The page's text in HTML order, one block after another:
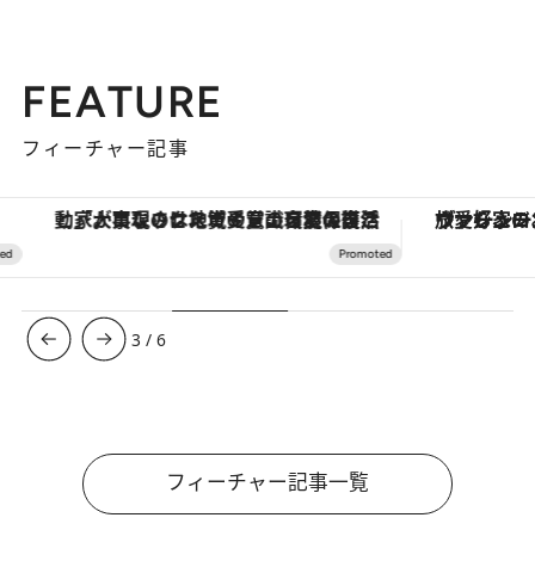
FEATURE
フィーチャー記事
「大事なのは地域の意識を変えること」。ロレックス賞受賞の自然保護活動家が実現させたナイジェリアの自然環境の復活 ヴァシュロン・コンスタンタ
3 /6
フィーチャー記事一覧